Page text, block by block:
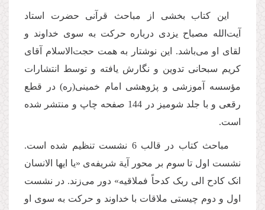
این كتاب بخشی از مباحث قرآنی حضرت استاد
آیت‌الله مصباح یزدی درباره حركت به سوی خداوند و
لقای او می‌باشد. این نوشتار به همت حجت‌الاسلام آقای
كریم سبحانی تدوین و نگارش یافته و توسط انتشارات
مؤسسه آموزشی و پژوهشی امام خمینی(ره) در قطع
رقعی و با جلد شومیز در 144 صفحه چاپ و منتشر شده
است.
مباحث کتاب در قالب 6 نشست تنظیم شده است.
نشست اول تا سوم بر محور آیة‌ شریفه‌ى «یا ایها الانسان
انک کادح الی ربک کدحاً فملاقیه» دور می‌زند. در نشست
اول و دوم چیستی ملاقات با خداوند و حركت به سوی او